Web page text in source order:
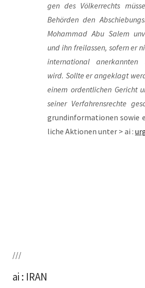
gen des Völ­ker­rechts
Behör­den den
Moham­mad Abu Salem
und ihn frei­las­sen, sofern er
inter­na­tio­nal
wird. Soll­te er ange­klagt
einem ordent­li­chen Gericht
sei­ner Ver­fah­rens­rech­te
grund­in­for­ma­tio­nen sowie
li­che Aktio­nen unter > ai :
///
ai : IRAN